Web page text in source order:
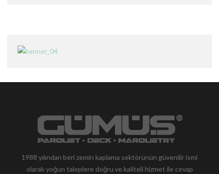
1988 yılından beri zemin kaplama sektörünün güvenilir ismi
olarak yoğun taleplere doğru ve kaliteli hizmet ile cevap